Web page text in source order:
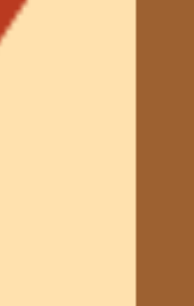
d'une nouvelle
pour préserver
rives de toit et